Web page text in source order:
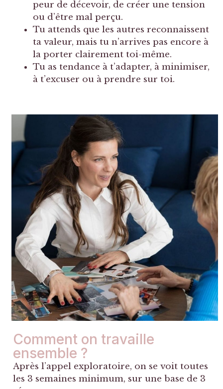
peur de décevoir, de créer une tension
ou d’être mal perçu.
Tu attends que les autres reconnaissent
ta valeur, mais tu n’arrives pas encore à
la porter clairement toi-même.
Tu as tendance à t’adapter, à minimiser,
à t’excuser ou à prendre sur toi.
Comment on travaille
ensemble ?
Après l’appel exploratoire, on se voit toutes
les 3 semaines minimum, sur une base de 3